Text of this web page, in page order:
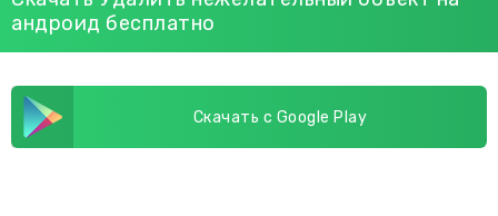
андроид бесплатно
Скачать с Google Play